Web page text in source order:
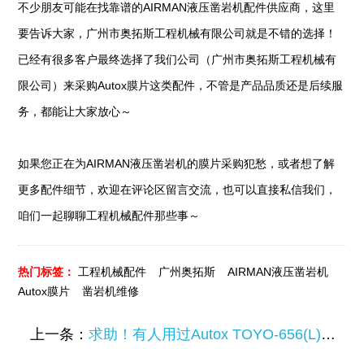
不少朋友可能在找靠谱的AIRMAN液压凿岩机配件供应商，这里
要告诉大家，广州市奥拓斯工程机械有限公司就是不错的选择！
已经有很多客户最终选择了我们公司（广州市奥拓斯工程机械有
限公司）来采购Autox膜片这类配件，不管是产品品质还是后续服
务，都能让大家放心～
如果您正在为AIRMAN液压凿岩机的膜片采购犯愁，或者想了解
更多配件细节，欢迎在评论区留言交流，也可以直接私信我们，
咱们一起聊聊工程机械配件那些事～
热门标签： 工程机械配件 广州奥拓斯
AIRMAN液压凿岩机
Autox膜片
凿岩机维修
上一条：求助！有人用过Autox TOYO-656(L)低压皮碗吗？液压凿岩机配件相关